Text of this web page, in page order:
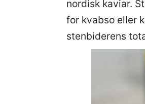
nordisk kaviar.
for kvabso eller
stenbiderens